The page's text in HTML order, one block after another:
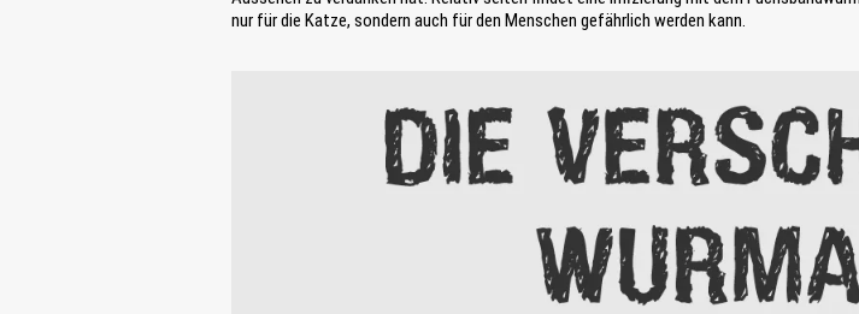
nur für die Katze, sondern auch für den Menschen gefährlich werden kann.